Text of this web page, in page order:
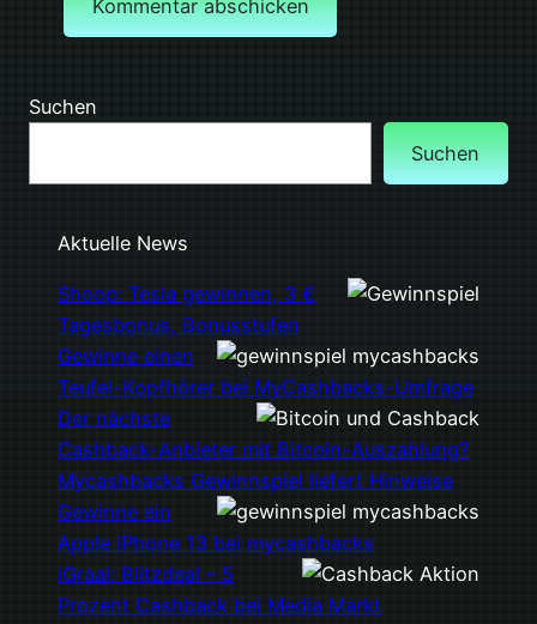
Suchen
Suchen
Aktuelle News
Shoop: Tesla gewinnen, 3 €
Tagesbonus, Bonusstufen
Gewinne einen
Teufel-Kopfhörer bei MyCashbacks-Umfrage
Der nächste
Cashback-Anbieter mit Bitcoin-Auszahlung?
Mycashbacks Gewinnspiel liefert Hinweise
Gewinne ein
Apple iPhone 13 bei mycashbacks
iGraal: Blitzdeal – 5
Prozent Cashback bei Media Markt